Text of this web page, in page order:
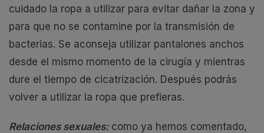
cuidado la ropa a utilizar para evitar dañar la zona y
para que no se contamine por la transmisión de
bacterias. Se aconseja utilizar pantalones anchos
desde el mismo momento de la cirugía y mientras
dure el tiempo de cicatrización. Después podrás
volver a utilizar la ropa que prefieras.
Relaciones sexuales:como ya hemos comentado,